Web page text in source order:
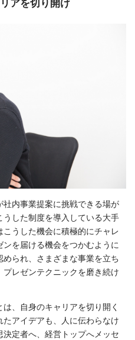
アを切り開け
内事業提案に挑戦できる場が
した制度を導入している大手
うした機会に積極的にチャレ
を届ける機会をつかむように
られ、さまざまな事業を立ち
プレゼンテクニックを磨き続け
、自身のキャリアを切り開く
アイデアも、人に伝わらなけ
定者へ、経営トップへメッセ